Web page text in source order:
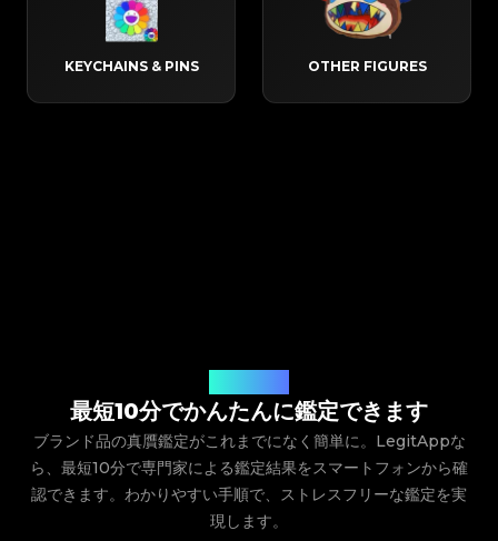
KEYCHAINS & PINS OTHER FIGURES
最短10分でかんたんに鑑定できます
ブランド品の真贋鑑定がこれまでになく簡単に。LegitAppな
ら、最短10分で専門家による鑑定結果をスマートフォンから確
認できます。わかりやすい手順で、ストレスフリーな鑑定を実
現します。